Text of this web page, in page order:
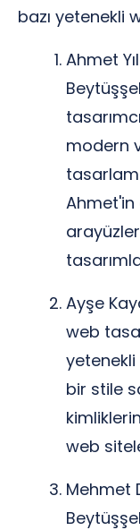
bazı yetenekli
Ahmet
modern
Ahmet'in
Ayşe
web
yetenekli
bir stile
web
Mehmet